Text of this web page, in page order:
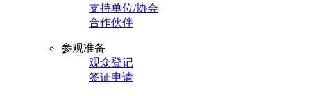
支持单位/协会
合作伙伴
参观准备
观众登记
签证申请